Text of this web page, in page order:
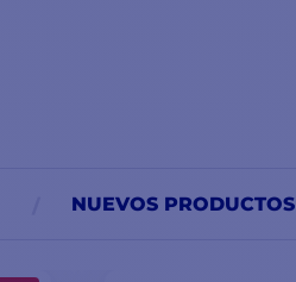
NUEVOS PRODUCTOS